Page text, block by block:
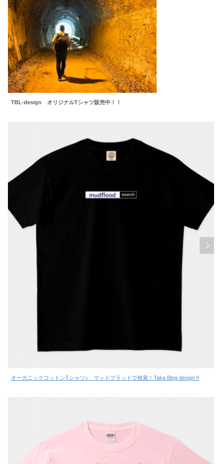
TBL-design オリジナルTシャツ販売中！！
オーガニックコットンTシャツ♪ マッドフラッドで検索！Taka Blog design !!